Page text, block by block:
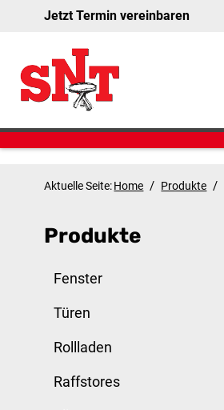
Jetzt Termin vereinbaren
Aktuelle Seite:Home / Produkte /
Produkte
Fenster
Türen
Rollladen
Raffstores